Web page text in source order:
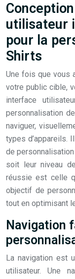
utilisateur
pour la
Shirts
Une fois que vous
votre public cible,
interface
personnalisation
naviguer,
types d’appareils.
de
soit leur niveau
réussie est celle
objectif de
tout en optimisant
Navigation
La navigation est
utilisateur. Une